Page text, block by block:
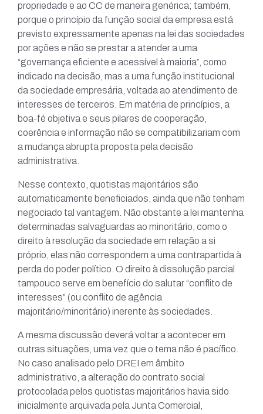
propriedade e ao CC de maneira genérica; também,
porque o princípio da função social da empresa está
previsto expressamente apenas na lei das sociedades
por ações e não se prestar a atender a uma
“governança eficiente e acessível à maioria”, como
indicado na decisão, mas a uma função institucional
da sociedade empresária, voltada ao atendimento de
interesses de terceiros. Em matéria de princípios, a
boa-fé objetiva e seus pilares de cooperação,
coerência e informação não se compatibilizariam com
a mudança abrupta proposta pela decisão
administrativa.
Nesse contexto, quotistas majoritários são
automaticamente beneficiados, ainda que não tenham
negociado tal vantagem. Não obstante a lei mantenha
determinadas salvaguardas ao minoritário, como o
direito à resolução da sociedade em relação a si
próprio, elas não correspondem a uma contrapartida à
perda do poder político. O direito à dissolução parcial
tampouco serve em benefício do salutar “conflito de
interesses” (ou conflito de agência
majoritário/minoritário) inerente às sociedades.
A mesma discussão deverá voltar a acontecer em
outras situações, uma vez que o tema não é pacífico.
No caso analisado pelo DREI em âmbito
administrativo, a alteração do contrato social
protocolada pelos quotistas majoritários havia sido
inicialmente arquivada pela Junta Comercial,